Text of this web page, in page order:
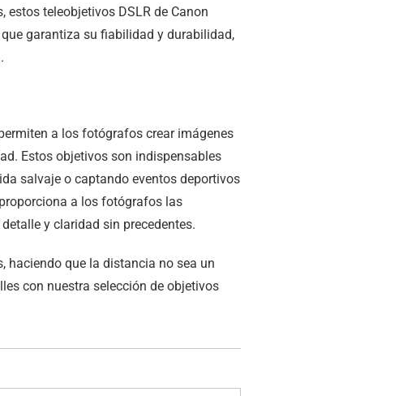
teleobjetivos DSLR de Canon
garantiza su fiabilidad y durabilidad,
a los fotógrafos crear imágenes
Estos objetivos son indispensables
salvaje o captando eventos deportivos
a los fotógrafos las
y claridad sin precedentes.
haciendo que la distancia no sea un
con nuestra selección de objetivos